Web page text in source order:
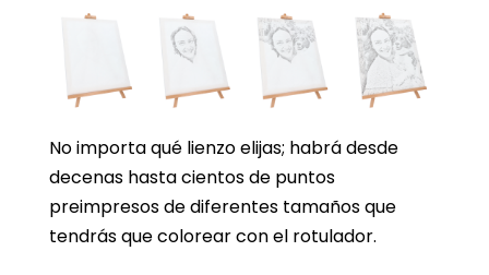
No importa qué lienzo elijas; habrá desde
decenas hasta cientos de puntos
preimpresos de diferentes tamaños que
tendrás que colorear con el rotulador.